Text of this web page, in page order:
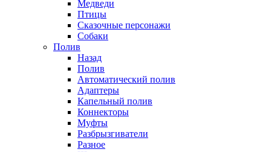
Медведи
Птицы
Сказочные персонажи
Собаки
Полив
Назад
Полив
Автоматический полив
Адаптеры
Капельный полив
Коннекторы
Муфты
Разбрызгиватели
Разное